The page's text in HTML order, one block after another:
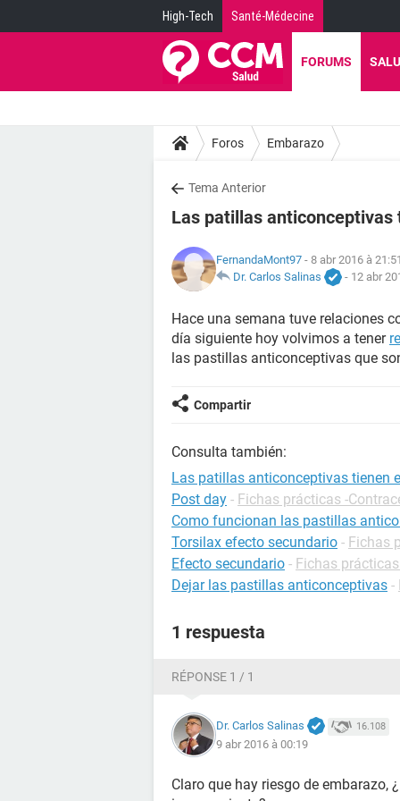
High-Tech Santé-Médecine
FORUMS
Foros Embarazo
Tema Anterior
Las patillas
FernandaMont97 - 8 abr 2016 à
Dr. Carlos Salinas
- 12 abr
Hace una semana tuve relaciones
día siguiente hoy volvimos a tener
las pastillas anticonceptivas que
Compartir
Consulta también:
Las patillas anticonceptivas tienen
Post day - Fichas prácticas -
Como funcionan las pastillas
Torsilax efecto secundario - Fichas
Efecto secundario - Fichas
Dejar las pastillas anticonceptivas -
1 respuesta
RÉPONSE 1 / 1
Dr. Carlos Salinas 16.108
9 abr 2016 à 00:19
Claro que hay riesgo de embarazo,